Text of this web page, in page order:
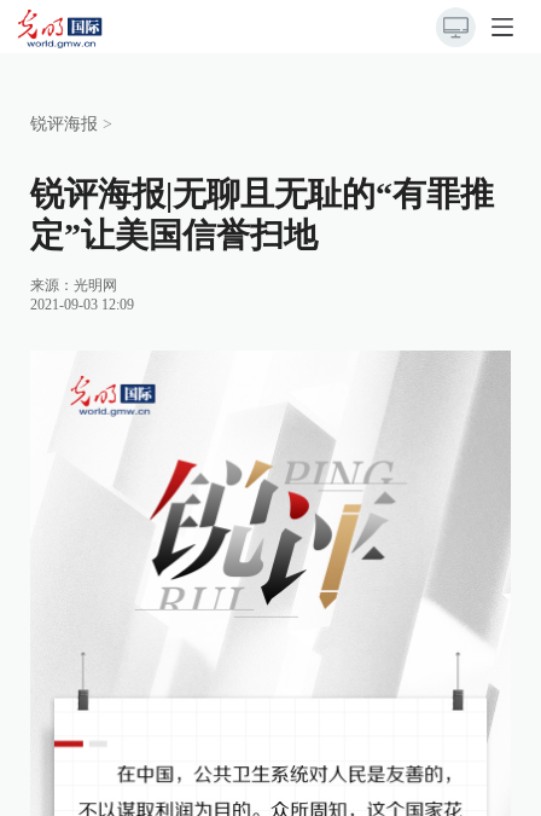
锐评海报 >
锐评海报|无聊且无耻的“有罪推
定”让美国信誉扫地
来源： 光明网
2021-09-03 12:09